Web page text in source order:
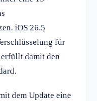
iOS 26.5
für
damit den
dem Update eine